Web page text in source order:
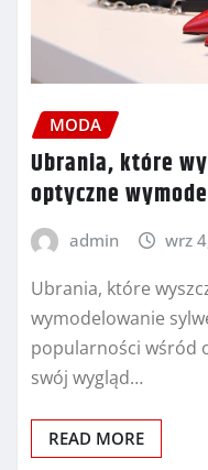
MODA
Ubrania, które
optyczne
admin wrz
Ubrania, które
wymodelowanie
popularności wśród
swój wygląd…
READ MORE